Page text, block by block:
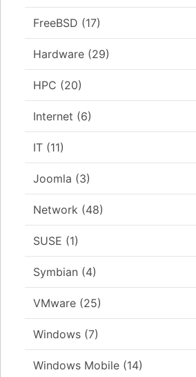
FreeBSD (17)
Hardware (29)
HPC (20)
Internet (6)
IT (11)
Joomla (3)
Network (48)
SUSE (1)
Symbian (4)
VMware (25)
Windows (7)
Windows Mobile (14)